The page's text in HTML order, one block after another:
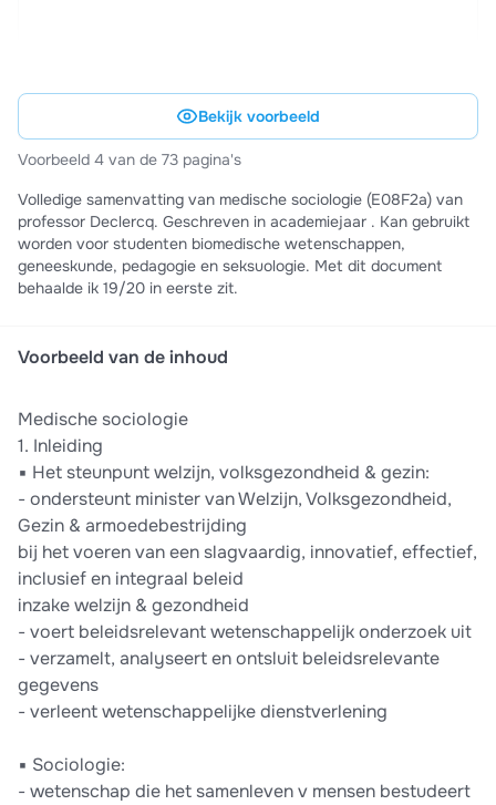
Bekijk voorbeeld
Voorbeeld 4 van de 73 pagina's
Volledige samenvatting van medische sociologie (E08F2a) van
professor Declercq. Geschreven in academiejaar . Kan gebruikt
worden voor studenten biomedische wetenschappen,
geneeskunde, pedagogie en seksuologie. Met dit document
behaalde ik 19/20 in eerste zit.
Voorbeeld van de inhoud
Medische sociologie
1. Inleiding
▪ Het steunpunt welzijn, volksgezondheid & gezin:
- ondersteunt minister van Welzijn, Volksgezondheid,
Gezin & armoedebestrijding
bij het voeren van een slagvaardig, innovatief, effectief,
inclusief en integraal beleid
inzake welzijn & gezondheid
- voert beleidsrelevant wetenschappelijk onderzoek uit
- verzamelt, analyseert en ontsluit beleidsrelevante
gegevens
- verleent wetenschappelijke dienstverlening
▪ Sociologie:
- wetenschap die het samenleven v mensen bestudeert